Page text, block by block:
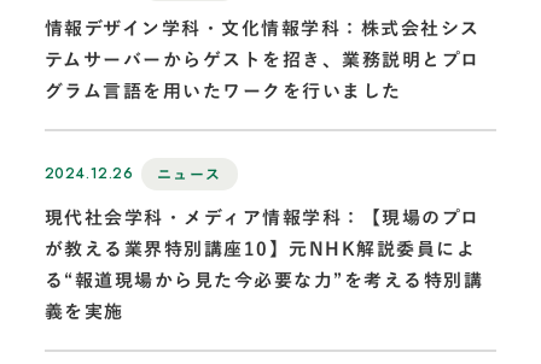
情報デザイン学科・文化情報学科：株式会社シス
テムサーバーからゲストを招き、業務説明とプロ
グラム言語を用いたワークを行いました
2024.12.26 ニュース
現代社会学科・メディア情報学科：【現場のプロ
が教える業界特別講座10】元NHK解説委員によ
る“報道現場から見た今必要な力”を考える特別講
義を実施